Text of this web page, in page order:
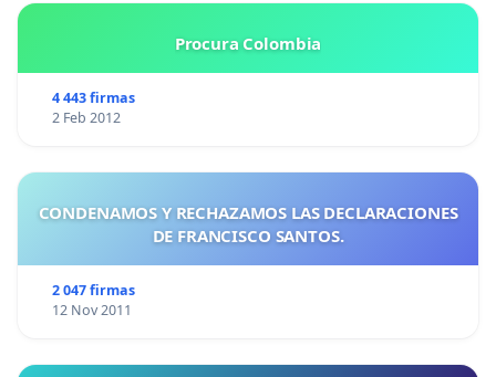
Procura Colombia
4 443 firmas
2 Feb 2012
CONDENAMOS Y RECHAZAMOS LAS DECLARACIONES
DE FRANCISCO SANTOS.
2 047 firmas
12 Nov 2011